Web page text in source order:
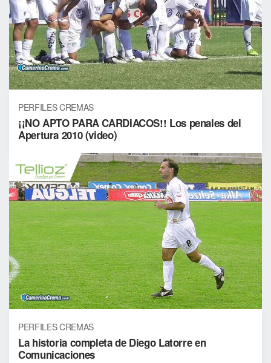
PERFILES CREMAS
¡¡NO APTO PARA CARDIACOS!! Los penales del
Apertura 2010 (video)
PERFILES CREMAS
La historia completa de Diego Latorre en
Comunicaciones